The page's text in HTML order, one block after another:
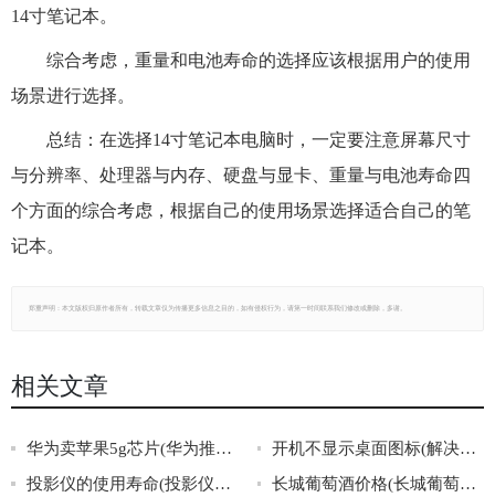
14寸笔记本。
综合考虑，重量和电池寿命的选择应该根据用户的使用
场景进行选择。
总结：在选择14寸笔记本电脑时，一定要注意屏幕尺寸
与分辨率、处理器与内存、硬盘与显卡、重量与电池寿命四
个方面的综合考虑，根据自己的使用场景选择适合自己的笔
记本。
郑重声明：本文版权归原作者所有，转载文章仅为传播更多信息之目的，如有侵权行为，请第一时间联系我们修改或删除，多谢。
相关文章
华为卖苹果5g芯片(华为推出自家5G芯片，挑战苹果5G王者地位)
开机不显示桌面图标(解决开机不显示桌面图标问题)
投影仪的使用寿命(投影仪寿命：常见问题解析)
长城葡萄酒价格(长城葡萄酒的价格查询，实时了解长城红酒、长城干红酒价格表，购买更划算。)